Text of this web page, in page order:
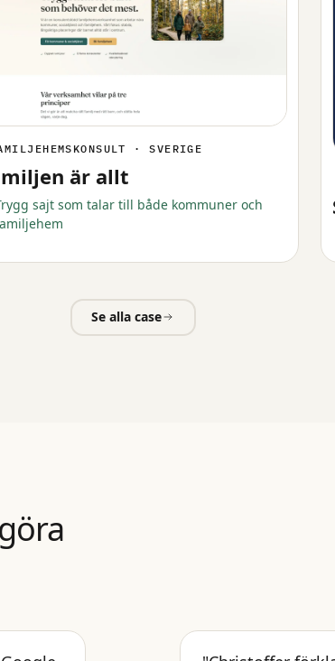
· SVERIGE
är allt
sajt som talar till både kommuner och
Se alla case